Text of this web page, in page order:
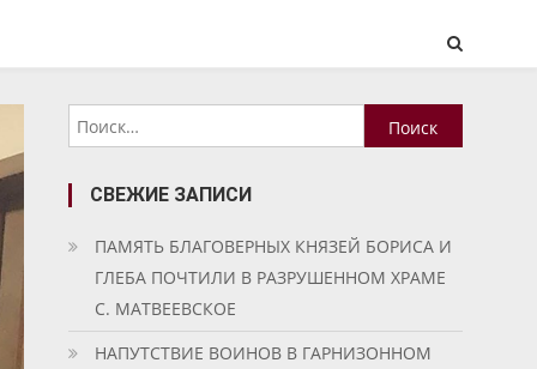
Найти:
СВЕЖИЕ ЗАПИСИ
ПАМЯТЬ БЛАГОВЕРНЫХ КНЯЗЕЙ БОРИСА И
ГЛЕБА ПОЧТИЛИ В РАЗРУШЕННОМ ХРАМЕ
С. МАТВЕЕВСКОЕ
НАПУТСТВИЕ ВОИНОВ В ГАРНИЗОННОМ